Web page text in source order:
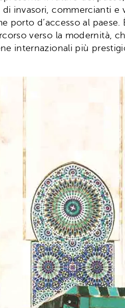
invasori, commercianti e
porto d’accesso al paese.
verso la modernità,
internazionali più